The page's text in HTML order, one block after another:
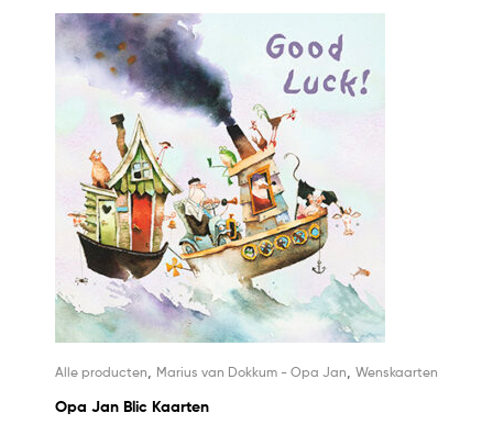
Alle producten Marius van Dokkum - Opa Jan Wenskaarten
Opa Jan Blic Kaarten